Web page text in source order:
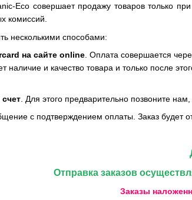
Eco совершает продажу товаров только
комиссий.
несколькими способами:
на сайте online . Оплата совершается
наличие и качество товара и только после
. Для этого предварительно позвоните
с подтверждением оплаты. Заказ будет
Отправка заказов
Заказы